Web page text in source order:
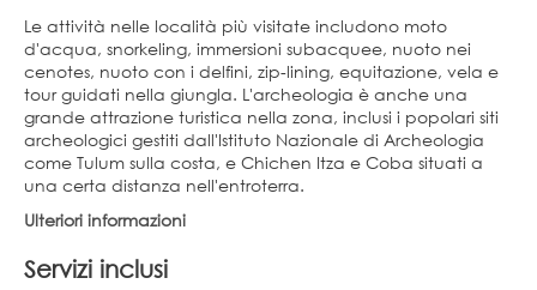
Le attività nelle località più visitate includono moto
d'acqua, snorkeling, immersioni subacquee, nuoto nei
cenotes, nuoto con i delfini, zip-lining, equitazione, vela e
tour guidati nella giungla. L'archeologia è anche una
grande attrazione turistica nella zona, inclusi i popolari siti
archeologici gestiti dall'Istituto Nazionale di Archeologia
come Tulum sulla costa, e Chichen Itza e Coba situati a
una certa distanza nell'entroterra.
Ulteriori informazioni
Servizi inclusi